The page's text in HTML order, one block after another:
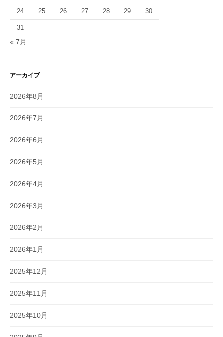
24 25 26 27 28 29 30
31
« 7月
アーカイブ
2026年8月
2026年7月
2026年6月
2026年5月
2026年4月
2026年3月
2026年2月
2026年1月
2025年12月
2025年11月
2025年10月